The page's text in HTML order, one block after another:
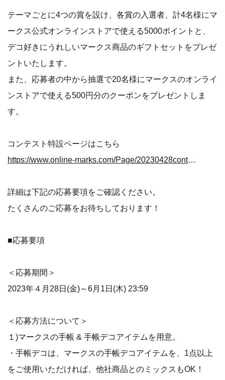
テーマごとに4つの賞を設け、各賞の入選者、計4名様にマ
ークス公式オンラインストアで使える5000ポイントと、
デコ好きにうれしいマークス商品のギフトセットをプレゼ
ントいたします。
また、応募者の中から抽選で20名様にマークスのオンライ
ンストアで使える500円分のクーポンをプレゼントしま
す。
コンテスト特設ページはこちら
https://www.online-marks.com/Page/20230428content.aspx
詳細は下記の応募要項をご確認ください。
たくさんのご応募をお待ちしております！
■応募要項
＜応募期間＞
2023年４月28日(金)～6月1日(木) 23:59
＜応募方法について＞
１)マークスの手帳 & 手帳デコアイテムを用意。
・手帳デコは、マークスの手帳デコアイテムを、1点以上
をご使用いただければ、他社商品とのミックスもOK！